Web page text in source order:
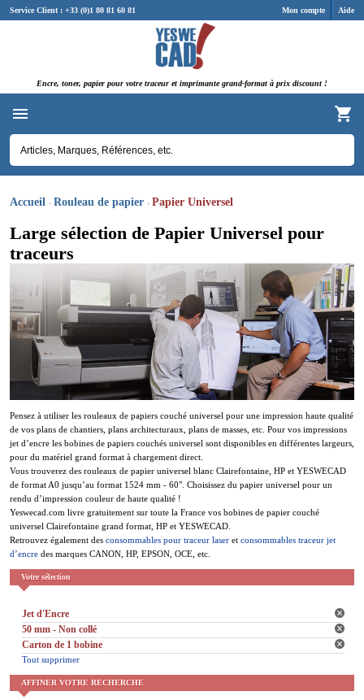
Mon compte Aide
Service Client : +33 (0)1 80 81 60 81
Encre, toner, papier pour votre traceur et imprimante grand-format à prix discount !
Accueil Rouleau de papier Papier Universel
Large sélection de Papier Universel pour
traceurs
Pensez à utiliser les rouleaux de papiers couché universel pour une impression haute qualité
de vos plans de chantiers, plans architecturaux, plans de masses, etc. Pour vos impressions
jet d’encre les bobines de papiers couchés universel sont disponibles en différentes largeurs,
pour du matériel grand format à chargement direct.
Vous trouverez des rouleaux de papier universel blanc Clairefontaine, HP et YESWECAD
de format A0 jusqu’au format 1524 mm - 60". Choisissez du papier universel pour un
rendu d’impression couleur de haute qualité !
Yeswecad.com livre gratuitement sur toute la France vos bobines de papier couché
universel Clairefontaine grand format, HP et YESWECAD.
Retrouvez également des consommables pour traceur laser et consommables traceur jet
d’encre des marques CANON, HP, EPSON, OCE, etc.
Votre sélection
Jet d'Encre
50 mm - Non collé
Carton de 1 bobine
Tout supprimer
AFFINER VOTRE RECHERCHE
Panneau de gestion des cookies